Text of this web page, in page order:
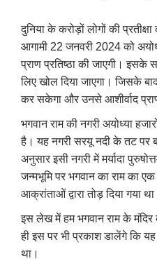
दुनिया के करोड़ों लोगों की
आगामी 22 जनवरी 2024 को
प्राण प्रतिष्ठा की जाएगी।
लिए खोल दिया जाएगा। जिसके
कर सकेगा और उनसे आशीर्वाद
भगवान राम की नगरी अयोध्या
है। यह नगरी सरयू नदी के तट पर
अनुसार इसी नगरी में मर्यादा
जन्मभूमि पर भगवान का राम का
आक्रांताओं द्वारा तोड़ दिया गया
इस लेख में हम भगवान राम के
ही इस पर भी प्रकाश डालेंगे कि
था।